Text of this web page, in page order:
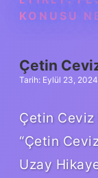
KONUSU
Çetin
Tarih: Eylül 23, 2024
Çetin Ceviz
“Çetin
Uzay